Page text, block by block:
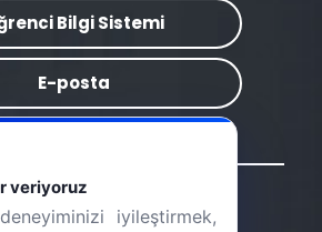
Bilgi Sistemi
E-posta
veriyoruz
iyileştirmek,